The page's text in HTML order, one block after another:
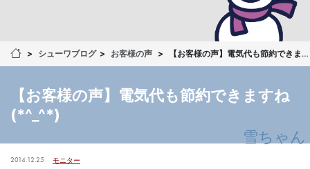
シューワブログ お客様の声 【お客様の声】電気代も節約できますね(*^_^*)
【お客様の声】電気代も節約できますね
(*^_^*)
雪ちゃん
2014.12.25 モニター